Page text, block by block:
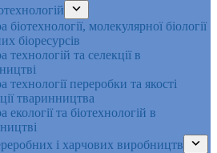
біотехнології, молекулярної біології
біоресурсів
технологій та селекції в
технології переробки та якості
тваринництва
екології та біотехнологій в
і харчових виробництв